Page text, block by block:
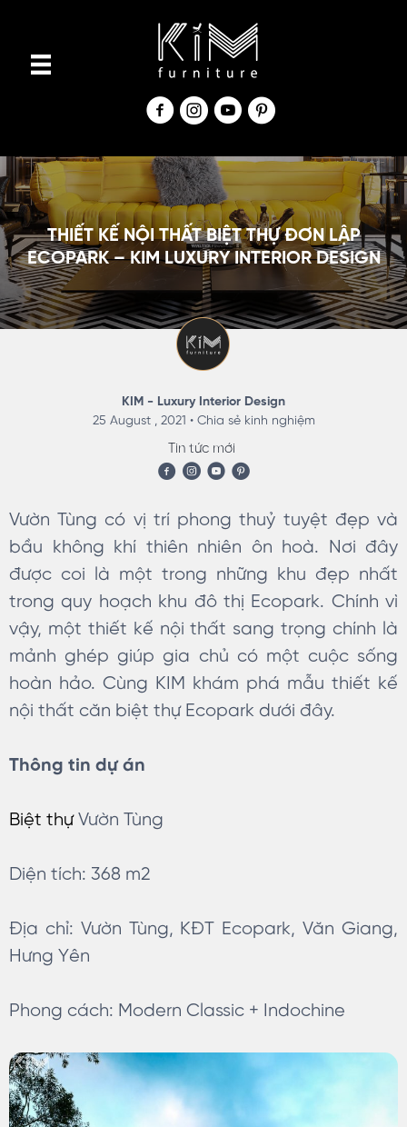
c
o
n
t
e
n
THIẾT KẾ NỘI THẤT BIỆT THỰ ĐƠN LẬP
ECOPARK – KIM LUXURY INTERIOR DESIGN
KIM - Luxury Interior Design
25 August , 2021 • Chia sẻ kinh nghiệm
Tin tức mới
Vườn Tùng có vị trí phong thuỷ tuyệt đẹp và
bầu không khí thiên nhiên ôn hoà. Nơi đây
được coi là một trong những khu đẹp nhất
trong quy hoạch khu đô thị Ecopark. Chính vì
vậy, một thiết kế nội thất sang trọng chính là
mảnh ghép giúp gia chủ có một cuộc sống
hoàn hảo. Cùng KIM khám phá mẫu thiết kế
nội thất căn biệt thự Ecopark dưới đây.
Thông tin dự án
Biệt thựVườn Tùng
Diện tích: 368 m2
Địa chỉ: Vườn Tùng, KĐT Ecopark, Văn Giang,
Hưng Yên
Phong cách: Modern Classic + Indochine